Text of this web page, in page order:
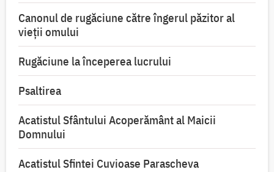
Canonul de rugăciune către îngerul păzitor al
vieții omului
Rugăciune la începerea lucrului
Psaltirea
Acatistul Sfântului Acoperământ al Maicii
Domnului
Acatistul Sfintei Cuvioase Parascheva